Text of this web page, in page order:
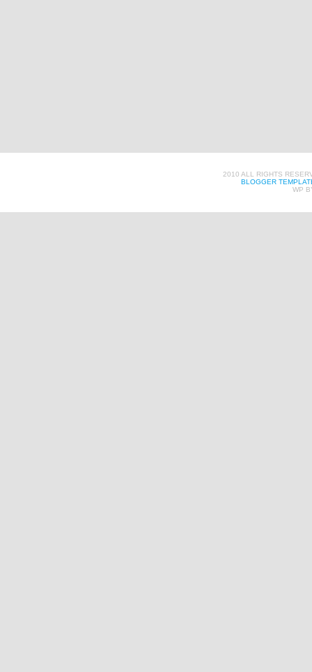
2010 ALL RIGHTS
BLOGGER
WP